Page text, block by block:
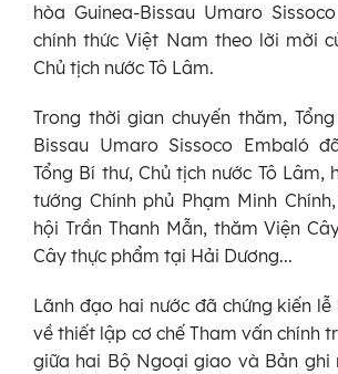
hòa Guinea-Bissau Umaro
chính thức Việt Nam theo lời mời
Chủ tịch nước Tô Lâm.
Trong thời gian chuyến thăm,
Bissau Umaro Sissoco Embaló
Tổng Bí thư, Chủ tịch nước Tô Lâm,
tướng Chính phủ Phạm Minh
hội Trần Thanh Mẫn, thăm Viện
Cây thực phẩm tại Hải Dương...
Lãnh đạo hai nước đã chứng kiến
về thiết lập cơ chế Tham vấn chính
giữa hai Bộ Ngoại giao và Bản ghi